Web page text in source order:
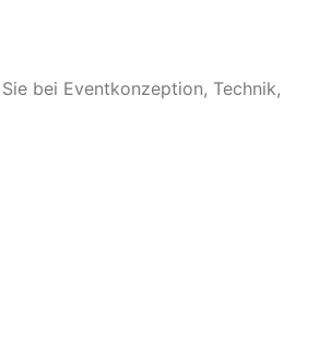
bei Eventkonzeption, Technik,